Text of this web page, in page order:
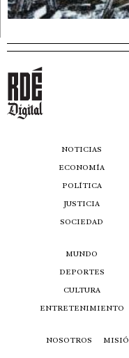
NOTICIAS
ECONOMÍA
POLÍTICA
JUSTICIA
SOCIEDAD
MUNDO
DEPORTES
CULTURA
ENTRETENIMIENTO
NOSOTROS